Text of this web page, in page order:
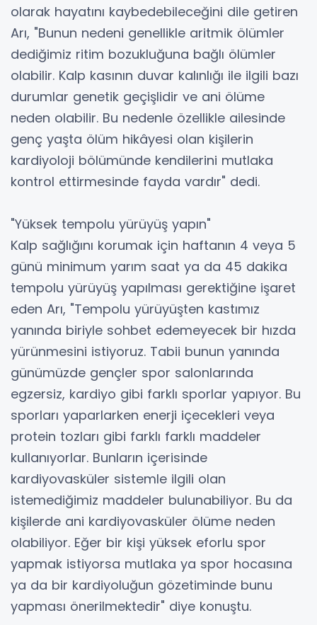
olarak hayatını kaybedebileceğini dile getiren
Arı, "Bunun nedeni genellikle aritmik ölümler
dediğimiz ritim bozukluğuna bağlı ölümler
olabilir. Kalp kasının duvar kalınlığı ile ilgili bazı
durumlar genetik geçişlidir ve ani ölüme
neden olabilir. Bu nedenle özellikle ailesinde
genç yaşta ölüm hikâyesi olan kişilerin
kardiyoloji bölümünde kendilerini mutlaka
kontrol ettirmesinde fayda vardır" dedi.
"Yüksek tempolu yürüyüş yapın"
Kalp sağlığını korumak için haftanın 4 veya 5
günü minimum yarım saat ya da 45 dakika
tempolu yürüyüş yapılması gerektiğine işaret
eden Arı, "Tempolu yürüyüşten kastımız
yanında biriyle sohbet edemeyecek bir hızda
yürünmesini istiyoruz. Tabii bunun yanında
günümüzde gençler spor salonlarında
egzersiz, kardiyo gibi farklı sporlar yapıyor. Bu
sporları yaparlarken enerji içecekleri veya
protein tozları gibi farklı farklı maddeler
kullanıyorlar. Bunların içerisinde
kardiyovasküler sistemle ilgili olan
istemediğimiz maddeler bulunabiliyor. Bu da
kişilerde ani kardiyovasküler ölüme neden
olabiliyor. Eğer bir kişi yüksek eforlu spor
yapmak istiyorsa mutlaka ya spor hocasına
ya da bir kardiyoluğun gözetiminde bunu
yapması önerilmektedir" diye konuştu.